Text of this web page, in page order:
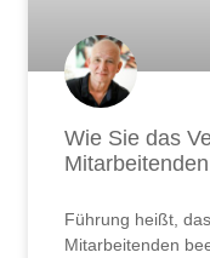
Wie Sie das
Führung heißt,
Mitarbeitenden